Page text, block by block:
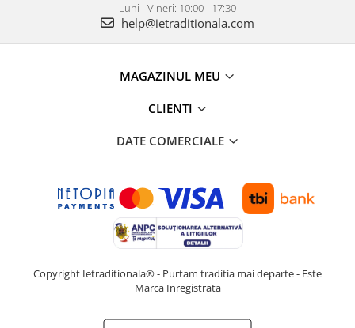
Luni - Vineri: 10:00 - 17:30
help@ietraditionala.com
MAGAZINUL MEU
CLIENTI
DATE COMERCIALE
Copyright Ietraditionala® - Purtam traditia mai departe - Este
Marca Inregistrata